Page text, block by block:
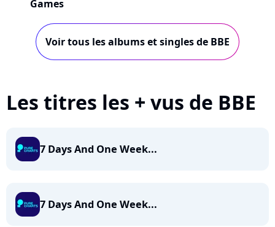
Games
Voir tous les albums et singles de BBE
Les titres les + vus de BBE
7 Days And One Week...
7 Days And One Week...